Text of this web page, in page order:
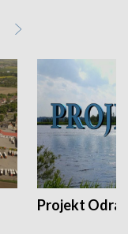
Projekt Odra